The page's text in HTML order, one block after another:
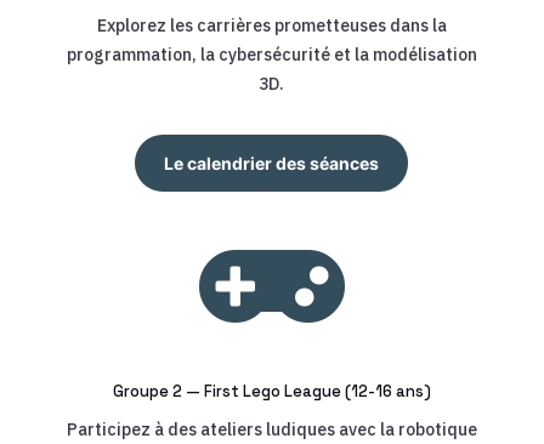
Explorez les carrières prometteuses dans la
programmation, la cybersécurité et la modélisation
3D.
Le calendrier des séances

Groupe 2 — First Lego League (12-16 ans)
Participez à des ateliers ludiques avec la robotique